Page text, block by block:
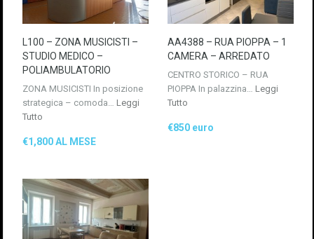
L100 – ZONA MUSICISTI –
STUDIO MEDICO –
POLIAMBULATORIO
ZONA MUSICISTI In posizione
strategica – comoda… Leggi
Tutto
€1,800 AL MESE
AA4388 – RUA PIOPPA – 1
CAMERA – ARREDATO
CENTRO STORICO – RUA
PIOPPA In palazzina… Leggi
Tutto
€850 euro